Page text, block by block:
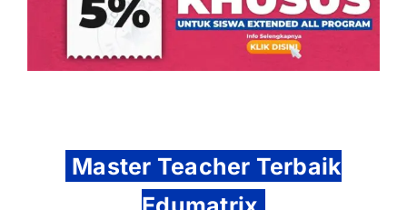
Master Teacher Terbaik